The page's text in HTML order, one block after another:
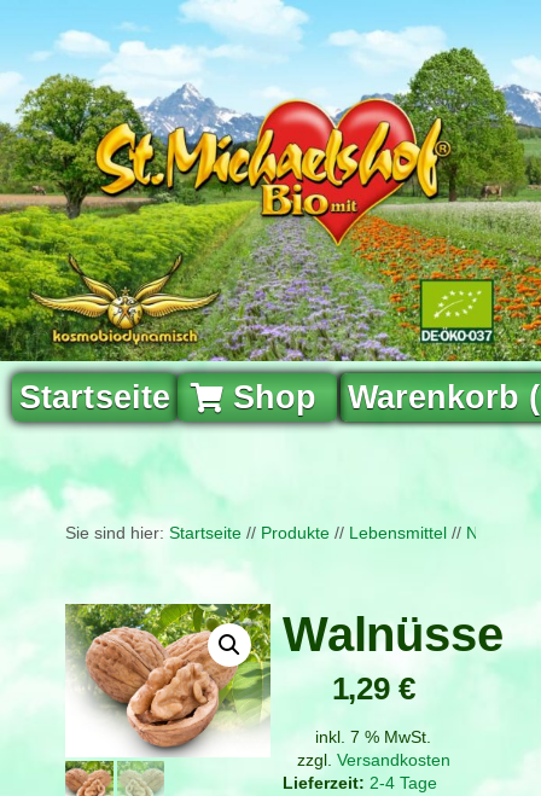
Startseite Shop Warenkorb
Sie sind hier: Startseite // Produkte // Lebensmittel //
Walnüsse
1,29 €
inkl. 7 % MwSt.
zzgl. Versandkosten
2-4 Tage